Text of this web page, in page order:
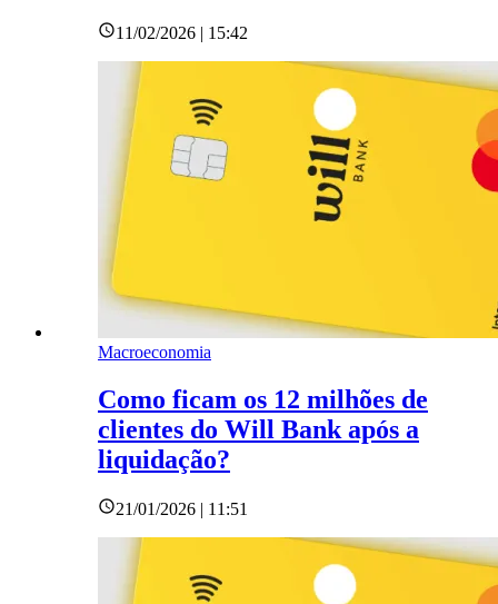
11/02/2026 | 15:42
Macroeconomia
Como ficam os 12 milhões de
clientes do Will Bank após a
liquidação?
21/01/2026 | 11:51